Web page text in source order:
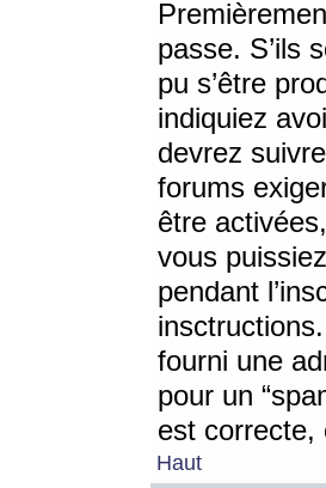
passe. S’ils
pu s’être
indiquiez
devrez
forums
être
vous
pendant
fourni une
pour un
est correcte,
Haut